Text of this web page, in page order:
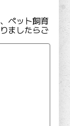
ペット飼育
ましたらご